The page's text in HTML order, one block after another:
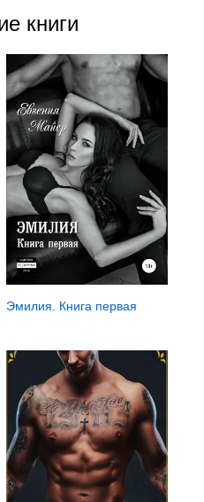
книги
Эмилия. Книга первая